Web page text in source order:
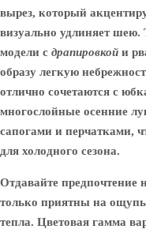
вырез, который
визуально удлиняет шею.
модели с драпировкой и
образу легкую
отлично сочетаются с
многослойные осенние
сапогами и перчатками,
для холодного сезона.
Отдавайте предпочтение
только приятны на
тепла. Цветовая гамма